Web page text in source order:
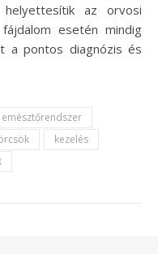
az orvosi
esetén mindig
a pontos diagnózis és
emésztőrendszer
kezelés